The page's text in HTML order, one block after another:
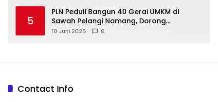
5
‎PLN Peduli Bangun 40 Gerai UMKM di
Sawah Pelangi Namang, Dorong
10 Juni 2026 0
Contact Info